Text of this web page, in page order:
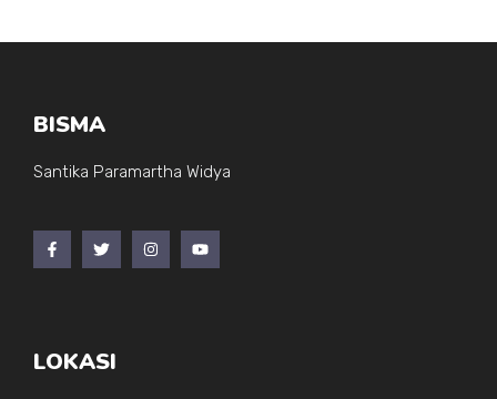
BISMA
Santika Paramartha Widya
LOKASI